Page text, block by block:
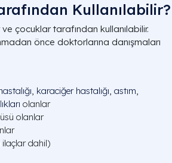
Kullanılabilir?
çocuklar tarafından kullanılabilir.
önce doktorlarına danışmaları
, karaciğer hastalığı, astım,
olanlar
olanlar
ilaçlar dahil)